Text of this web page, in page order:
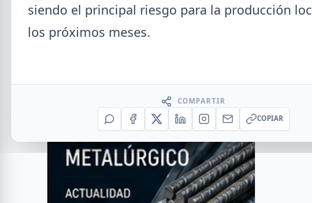
siendo el principal riesgo para la producción
los próximos meses.
COMPARTIR
COPIAR